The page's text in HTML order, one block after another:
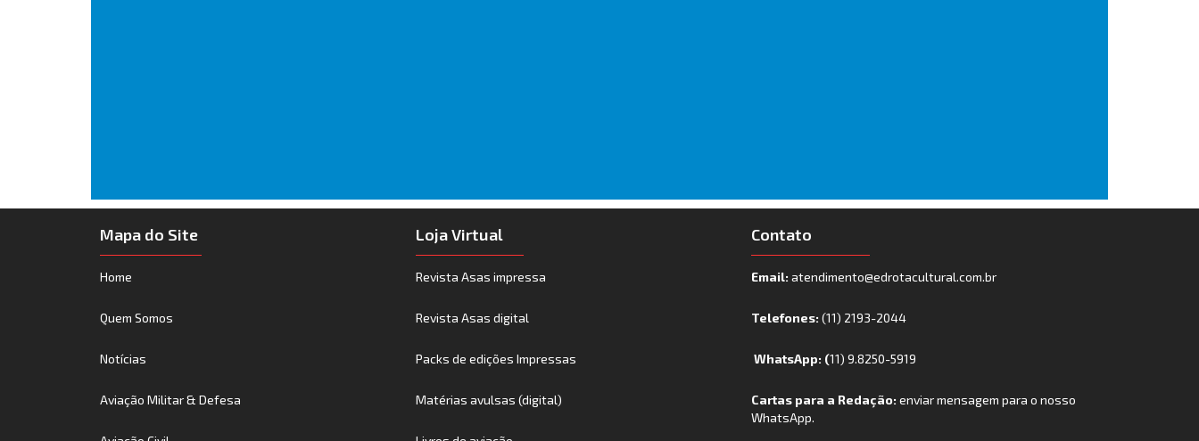
Mapa do Site
Home
Quem Somos
Notícias
Aviação Militar & Defesa
Loja Virtual
Revista Asas impressa
Revista Asas digital
Packs de edições Impressas
Matérias avulsas (digital)
Contato
Email:atendimento@edrotacultural.com.br
Telefones:(11) 2193-2044
WhatsApp: (11) 9.8250-5919
Cartas para a Redação:enviar mensagem para o nosso
WhatsApp.